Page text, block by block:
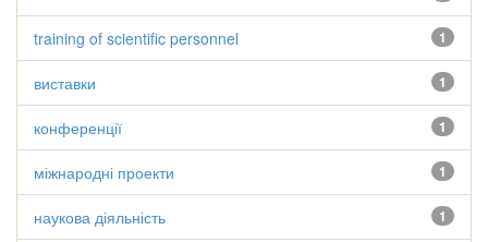
1
training of scientific personnel
1
виставки
1
конференції
1
міжнародні проекти
1
наукова діяльність